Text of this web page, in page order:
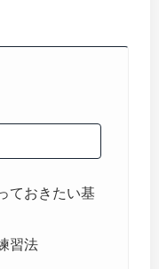
ておきたい基
習法